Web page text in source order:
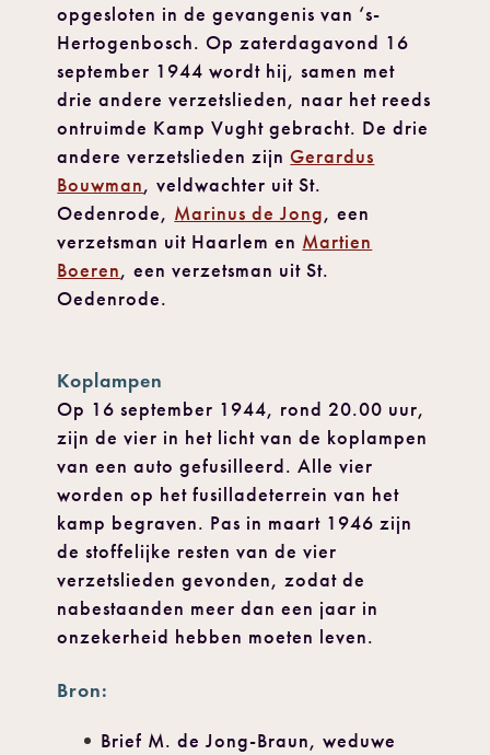
opgesloten in de gevangenis van ‘s-
Hertogenbosch. Op zaterdagavond 16
september 1944 wordt hij, samen met
drie andere verzetslieden, naar het reeds
ontruimde Kamp Vught gebracht. De drie
andere verzetslieden zijn Gerardus
Bouwman, veldwachter uit St.
Oedenrode, Marinus de Jong, een
verzetsman uit Haarlem en Martien
Boeren, een verzetsman uit St.
Oedenrode.
Koplampen
Op 16 september 1944, rond 20.00 uur,
zijn de vier in het licht van de koplampen
van een auto gefusilleerd. Alle vier
worden op het fusilladeterrein van het
kamp begraven. Pas in maart 1946 zijn
de stoffelijke resten van de vier
verzetslieden gevonden, zodat de
nabestaanden meer dan een jaar in
onzekerheid hebben moeten leven.
Bron:
Brief M. de Jong-Braun, weduwe